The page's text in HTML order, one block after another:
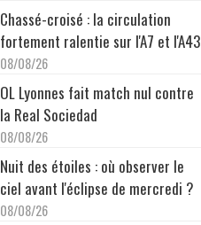
Chassé-croisé : la circulation
fortement ralentie sur l'A7 et l'A43
08/08/26
OL Lyonnes fait match nul contre
la Real Sociedad
08/08/26
Nuit des étoiles : où observer le
ciel avant l'éclipse de mercredi ?
08/08/26